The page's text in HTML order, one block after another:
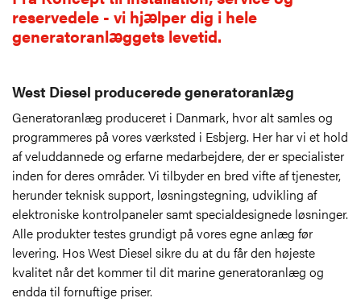
reservedele - vi hjælper dig i hele
generatoranlæggets levetid.
West Diesel producerede generatoranlæg
Generatoranlæg produceret i Danmark, hvor alt samles og
programmeres på vores værksted i Esbjerg. Her har vi et hold
af veluddannede og erfarne medarbejdere, der er specialister
inden for deres områder. Vi tilbyder en bred vifte af tjenester,
herunder teknisk support, løsningstegning, udvikling af
elektroniske kontrolpaneler samt specialdesignede løsninger.
Alle produkter testes grundigt på vores egne anlæg før
levering. Hos West Diesel sikre du at du får den højeste
kvalitet når det kommer til dit marine generatoranlæg og
endda til fornuftige priser.